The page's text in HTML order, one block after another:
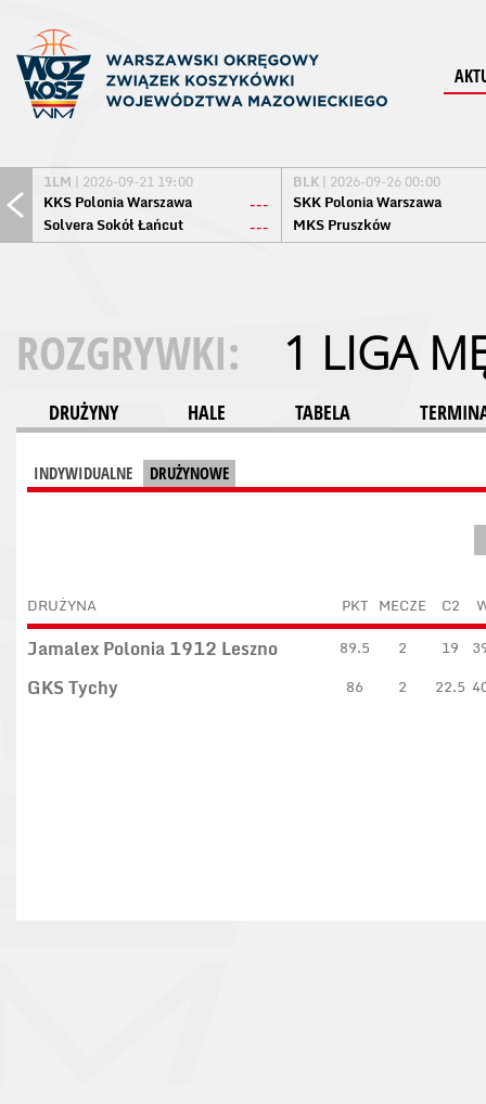
1LM | 2026-09-21 19:00
KKS Polonia Warszawa
---
Solvera Sokół Łańcut
---
BLK | 2026-09-26 00:00
SKK Polonia Warszawa
MKS Pruszków
ROZGRYWKI: 1 LIGA
DRUŻYNY HALE TABELA
INDYWIDUALNE DRUŻYNOWE
DRUŻYNA PKT MECZE C2
Jamalex Polonia 1912 Leszno 89.5 2 19
GKS Tychy 86 2 22.5